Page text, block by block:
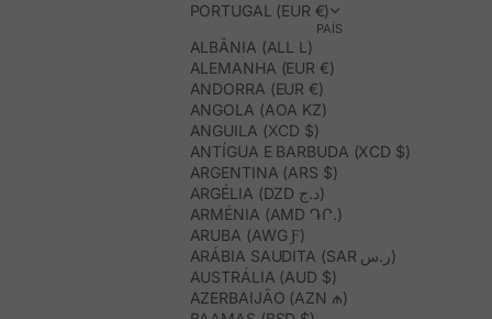
PORTUGAL (EUR €)
PAÍS
ALBÂNIA (ALL L)
ALEMANHA (EUR €)
ANDORRA (EUR €)
ANGOLA (AOA KZ)
ANGUILA (XCD $)
ANTÍGUA E BARBUDA (XCD $)
ARGENTINA (ARS $)
ARGÉLIA (DZD د.ج)
ARMÉNIA (AMD ԴՐ.)
ARUBA (AWG Ƒ)
ARÁBIA SAUDITA (SAR ر.س)
AUSTRÁLIA (AUD $)
AZERBAIJÃO (AZN ₼)